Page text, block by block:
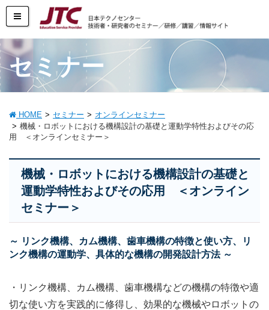
セミナー
HOME セミナー
オンラインセミナー
機械・ロボットにおける機構設計の基礎と運動学特性およびその応
用 ＜オンラインセミナー＞
機械・ロボットにおける機構設計の基礎と
運動学特性およびその応用 ＜オンライン
セミナー＞
～ リンク機構、カム機構、歯車機構の特徴と使い方、リ
ンク機構の運動学、具体的な機構の開発設計方法 ～
・リンク機構、カム機構、歯車機構などの機構の特徴や適
切な使い方を実践的に修得し、効果的な機械やロボットの